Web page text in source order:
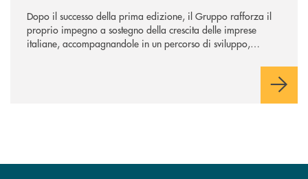
Dopo il successo della prima edizione, il Gruppo rafforza il
proprio impegno a sostegno della crescita delle imprese
italiane, accompagnandole in un percorso di sviluppo,